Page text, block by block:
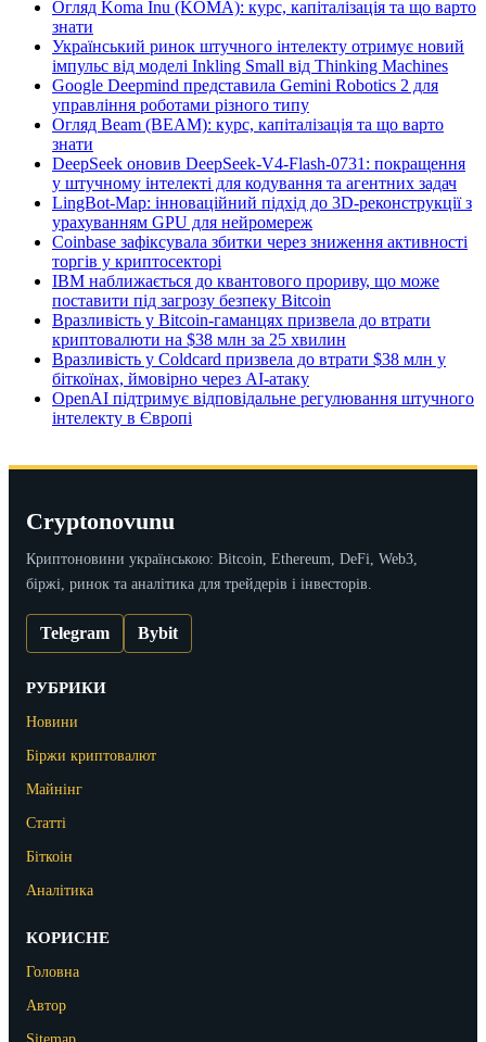
Огляд Koma Inu (KOMA): курс, капіталізація та що варто
знати
Український ринок штучного інтелекту отримує новий
імпульс від моделі Inkling Small від Thinking Machines
Google Deepmind представила Gemini Robotics 2 для
управління роботами різного типу
Огляд Beam (BEAM): курс, капіталізація та що варто
знати
DeepSeek оновив DeepSeek-V4-Flash-0731: покращення
у штучному інтелекті для кодування та агентних задач
LingBot-Map: інноваційний підхід до 3D-реконструкції з
урахуванням GPU для нейромереж
Coinbase зафіксувала збитки через зниження активності
торгів у криптосекторі
IBM наближається до квантового прориву, що може
поставити під загрозу безпеку Bitcoin
Вразливість у Bitcoin-гаманцях призвела до втрати
криптовалюти на $38 млн за 25 хвилин
Вразливість у Coldcard призвела до втрати $38 млн у
біткоїнах, ймовірно через AI-атаку
OpenAI підтримує відповідальне регулювання штучного
інтелекту в Європі
Cryptonovunu
Криптоновини українською: Bitcoin, Ethereum, DeFi, Web3,
біржі, ринок та аналітика для трейдерів і інвесторів.
Telegram Bybit
РУБРИКИ
Новини
Біржи криптовалют
Майнінг
Статті
Біткоін
Аналітика
КОРИСНЕ
Головна
Автор